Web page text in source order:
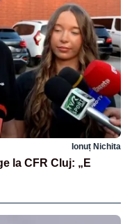
Ionuț Nichita
la CFR Cluj: „E